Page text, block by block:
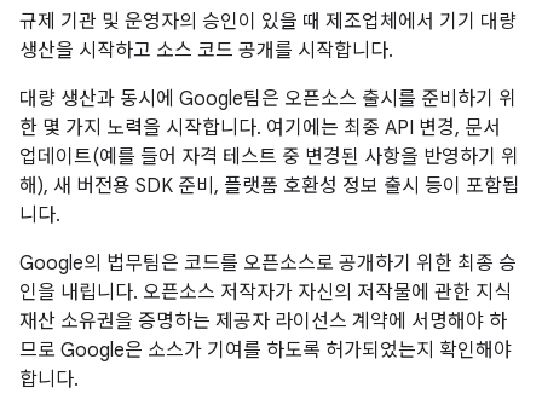
규제 기관 및 운영자의 승인이 있을 때 제조업체에서 기기 대량
생산을 시작하고 소스 코드 공개를 시작합니다.
대량 생산과 동시에 Google팀은 오픈소스 출시를 준비하기 위
한 몇 가지 노력을 시작합니다. 여기에는 최종 API 변경, 문서
업데이트(예를 들어 자격 테스트 중 변경된 사항을 반영하기 위
해), 새 버전용 SDK 준비, 플랫폼 호환성 정보 출시 등이 포함됩
니다.
Google의 법무팀은 코드를 오픈소스로 공개하기 위한 최종 승
인을 내립니다. 오픈소스 저작자가 자신의 저작물에 관한 지식
재산 소유권을 증명하는 제공자 라이선스 계약에 서명해야 하
므로 Google은 소스가 기여를 하도록 허가되었는지 확인해야
합니다.